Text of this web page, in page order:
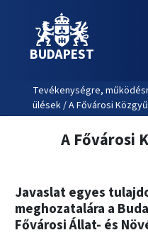
BUDAPEST
Tevékenységre,
ülések / A Fővárosi
A Fővárosi
Javaslat egyes
meghozatalára a
Fővárosi Állat- és